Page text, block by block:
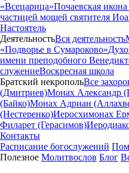
«Всецарица»Почаевская
частицей мощей святителя
Настоятель
ДеятельностьВся деятельность
«Подворье в Сумароково»
имени преподобного
служениеВоскресная школа
Братский некропольВсе
(Дмитриев)Монах Александр
(Байко)Монах Адриан
(Нестеренко)Иеросхимонах
Филарет (Герасимов)
Контакты
Расписание богослужений
Полезное Молитвослов Блог